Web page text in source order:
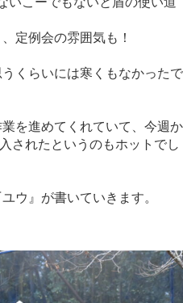
定例会の雰囲気も！
くらいには寒くもなかったで
を進めてくれていて、今週か
されたというのもホットでし
ウ』が書いていきます。